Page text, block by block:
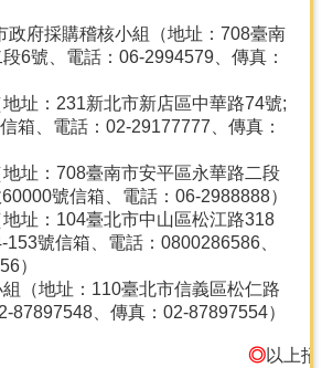
政府採購稽核小組（地址：708臺南
6號、電話：06-2994579、傳真：
地址：231新北市新店區中華路74號;
箱、電話：02-29177777、傳真：
地址：708臺南市安平區永華路二段
號信箱、電話：06-2988888）
地址：104臺北市中山區松江路318
號信箱、電話：0800286586、
）
組（地址：110臺北市信義區松仁路
87897548、傳真：02-87897554）
◎以上